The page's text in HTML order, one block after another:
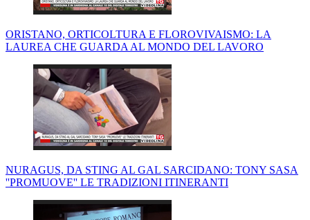
ORISTANO, ORTICOLTURA E FLOROVIVAISMO: LA
LAUREA CHE GUARDA AL MONDO DEL LAVORO
NURAGUS, DA STING AL GAL SARCIDANO: TONY SASA
''PROMUOVE'' LE TRADIZIONI ITINERANTI